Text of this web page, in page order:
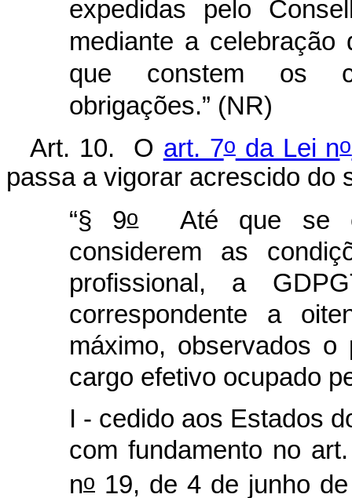
expedidas pelo
mediante a
que constem os
obrigações.” (NR)
Art. 10. O art. 7oda Lei no
passa a vigorar acrescido do
“§ 9oAté que se
considerem as
profissional, a
correspondente a
máximo, observados
cargo efetivo ocupado
I - cedido aos Estados
com fundamento no
no 19, de 4 de junho